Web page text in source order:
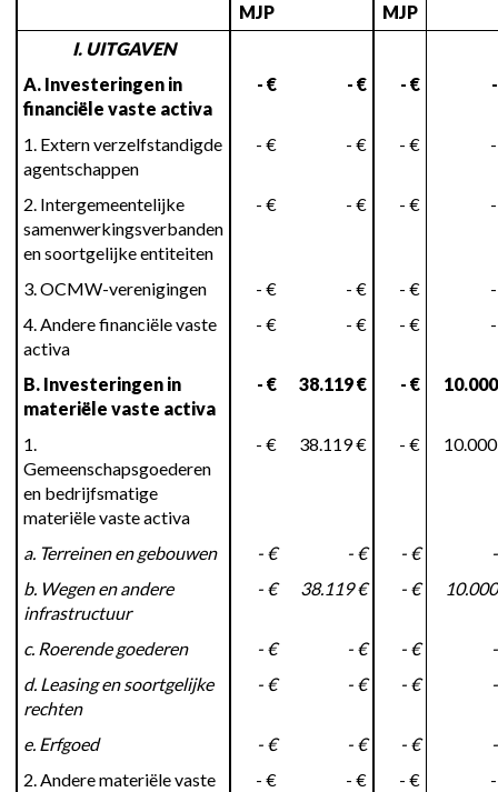
MJP
MJP
I. UITGAVEN
A. Investeringen in
financiële vaste activa
- € - € - €
1. Extern verzelfstandigde
agentschappen
- € - € - €
2. Intergemeentelijke
samenwerkingsverbanden
en soortgelijke entiteiten
- € - € - €
3. OCMW-verenigingen - € - € - €
4. Andere financiële vaste
activa
- € - € - €
B. Investeringen in
materiële vaste activa
- € 38.119 € - €
1.
Gemeenschapsgoederen
en bedrijfsmatige
materiële vaste activa
- € 38.119 € - €
a. Terreinen en gebouwen - € - € - €
b. Wegen en andere
infrastructuur
- € 38.119 € - €
c. Roerende goederen - € - € - €
d. Leasing en soortgelijke
rechten
- € - € - €
e. Erfgoed - € - € - €
2. Andere materiële vaste
- € - € - €